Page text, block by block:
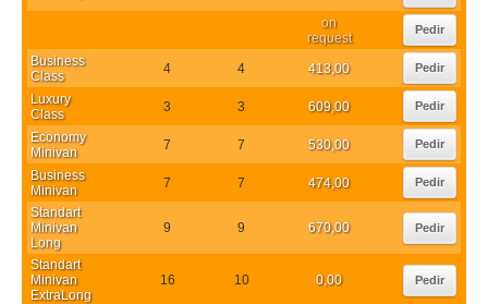
on
request
Pedir
Business
Class
4 4 413,00 Pedir
Luxury
Class
3 3 609,00 Pedir
Economy
Minivan
7 7 530,00 Pedir
Business
Minivan
7 7 474,00 Pedir
Standart
Minivan
Long
9 9 670,00 Pedir
Standart
Minivan
ExtraLong
16 10 0,00 Pedir